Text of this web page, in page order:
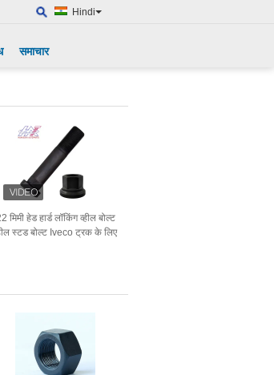
Hindi
समाचार
मिमी हेड हार्ड लॉकिंग व्हील बोल्ट
स्टड बोल्ट Iveco ट्रक के लिए